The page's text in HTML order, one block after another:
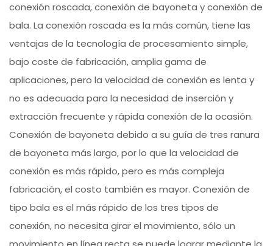
conexión roscada, conexión de bayoneta y conexión de
bala. La conexión roscada es la más común, tiene las
ventajas de la tecnología de procesamiento simple,
bajo coste de fabricación, amplia gama de
aplicaciones, pero la velocidad de conexión es lenta y
no es adecuada para la necesidad de inserción y
extracción frecuente y rápida conexión de la ocasión.
Conexión de bayoneta debido a su guía de tres ranura
de bayoneta más largo, por lo que la velocidad de
conexión es más rápido, pero es más compleja
fabricación, el costo también es mayor. Conexión de
tipo bala es el más rápido de los tres tipos de
conexión, no necesita girar el movimiento, sólo un